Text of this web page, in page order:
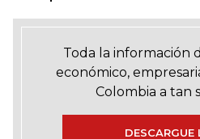
Toda la información
económico,
Colombia a tan
DESCARGUE